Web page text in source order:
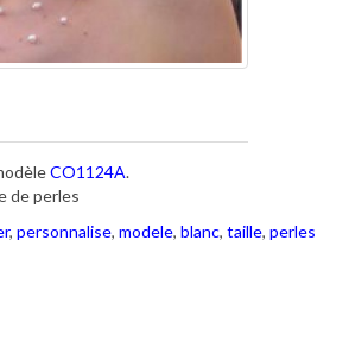
CO1124A.
de perles
, personnalise, modele, blanc, taille, perles